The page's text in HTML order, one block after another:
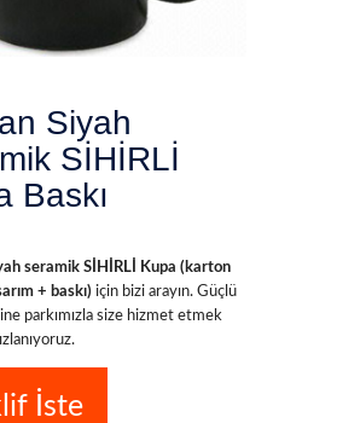
Siyah
SİHİRLİ
Baskı
seramik SİHİRLİ Kupa (karton
+ baskı) için bizi arayın. Güçlü
parkımızla size hizmet etmek
İste